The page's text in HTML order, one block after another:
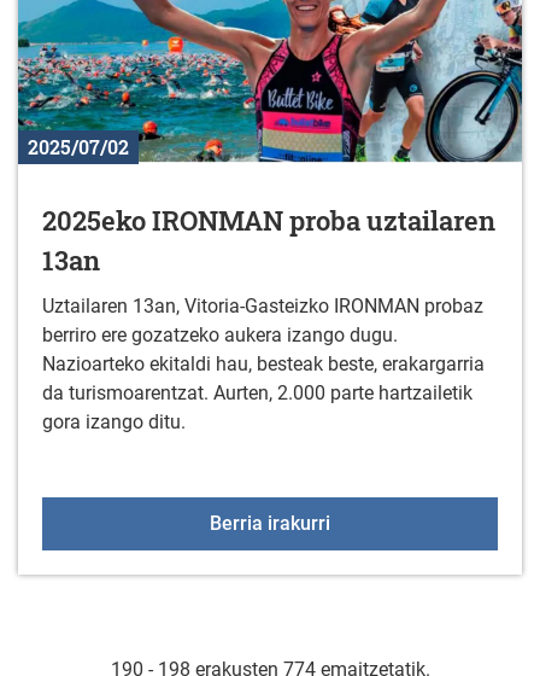
2025/07/02
2025eko IRONMAN proba uztailaren
13an
Uztailaren 13an, Vitoria-Gasteizko IRONMAN probaz
berriro ere gozatzeko aukera izango dugu.
Nazioarteko ekitaldi hau, besteak beste, erakargarria
da turismoarentzat. Aurten, 2.000 parte hartzailetik
gora izango ditu.
Berria irakurri
190 - 198 erakusten 774 emaitzetatik.